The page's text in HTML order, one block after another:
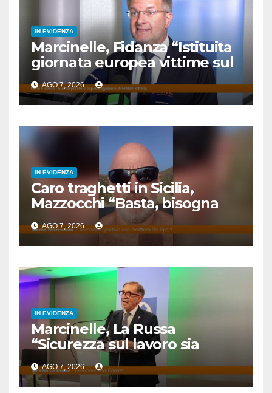
IN EVIDENZA
Marcinelle, Fidanza “Istituita
giornata europea vittime sul
lavoro l’8 agosto”
AGO 7, 2026
IN EVIDENZA
Caro traghetti in Sicilia,
Mazzocchi “Basta, bisogna
fermare questo scempio”
AGO 7, 2026
IN EVIDENZA
Marcinelle, La Russa
“Sicurezza sul lavoro sia
priorità per tutti”
AGO 7, 2026